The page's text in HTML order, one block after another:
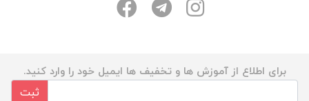
برای اطلاع از آموزش ها و تخفیف ها ایمیل خود را وارد کنید.
ثبت